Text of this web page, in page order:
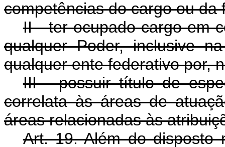
competências do cargo ou da
II - ter ocupado cargo em
qualquer Poder, inclusive
qualquer ente federativo por,
III - possuir título de
correlata às áreas de
áreas relacionadas às
Art. 19. Além do disposto